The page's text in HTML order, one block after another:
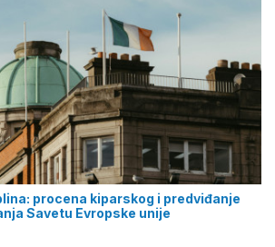
procena kiparskog i predviđanje
Savetu Evropske unije